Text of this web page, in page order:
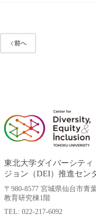
前へ
東北大学ダイバーシテ
ジョン（DEI）推進セン
〒980-8577 宮城県仙台市青
教育研究棟1階
TEL: 022-217-6092